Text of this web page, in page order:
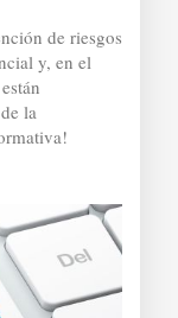
de riesgos
y, en el
la